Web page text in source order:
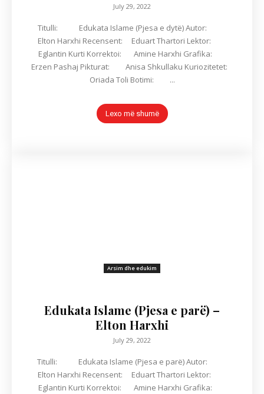
July 29, 2022
Titulli: Edukata Islame (Pjesa e dytë) Autor:
Elton Harxhi Recensent: Eduart Thartori Lektor:
Eglantin Kurti Korrektoi: Amine Harxhi Grafika:
Erzen Pashaj Pikturat: Anisa Shkullaku Kuriozitetet:
Oriada Toli Botimi: ...
Lexo më shumë
Arsim dhe edukim
Edukata Islame (Pjesa e parë) –
Elton Harxhi
July 29, 2022
Titulli: Edukata Islame (Pjesa e parë) Autor:
Elton Harxhi Recensent: Eduart Thartori Lektor:
Eglantin Kurti Korrektoi: Amine Harxhi Grafika: